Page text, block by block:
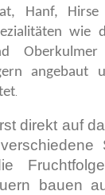
Hanf,
wie
angebaut
.
direkt auf
bauen